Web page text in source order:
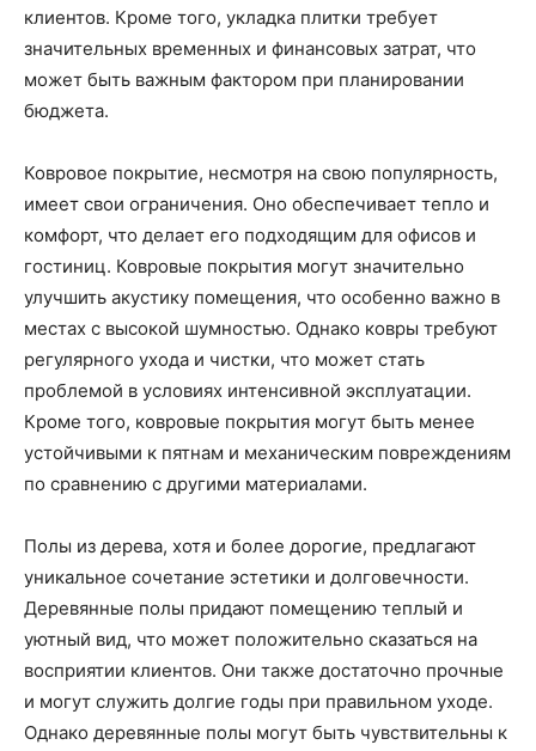
клиентов. Кроме того, укладка плитки требует
значительных временных и финансовых затрат, что
может быть важным фактором при планировании
бюджета.
Ковровое покрытие, несмотря на свою популярность,
имеет свои ограничения. Оно обеспечивает тепло и
комфорт, что делает его подходящим для офисов и
гостиниц. Ковровые покрытия могут значительно
улучшить акустику помещения, что особенно важно в
местах с высокой шумностью. Однако ковры требуют
регулярного ухода и чистки, что может стать
проблемой в условиях интенсивной эксплуатации.
Кроме того, ковровые покрытия могут быть менее
устойчивыми к пятнам и механическим повреждениям
по сравнению с другими материалами.
Полы из дерева, хотя и более дорогие, предлагают
уникальное сочетание эстетики и долговечности.
Деревянные полы придают помещению теплый и
уютный вид, что может положительно сказаться на
восприятии клиентов. Они также достаточно прочные
и могут служить долгие годы при правильном уходе.
Однако деревянные полы могут быть чувствительны к